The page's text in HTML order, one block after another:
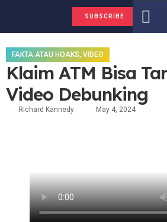
SUBSCRIBE
FAKTA ATAU HOAKS, VIDEO
Klaim ATM Bisa
Video Debunking
Richard Kannedy May 4, 2024